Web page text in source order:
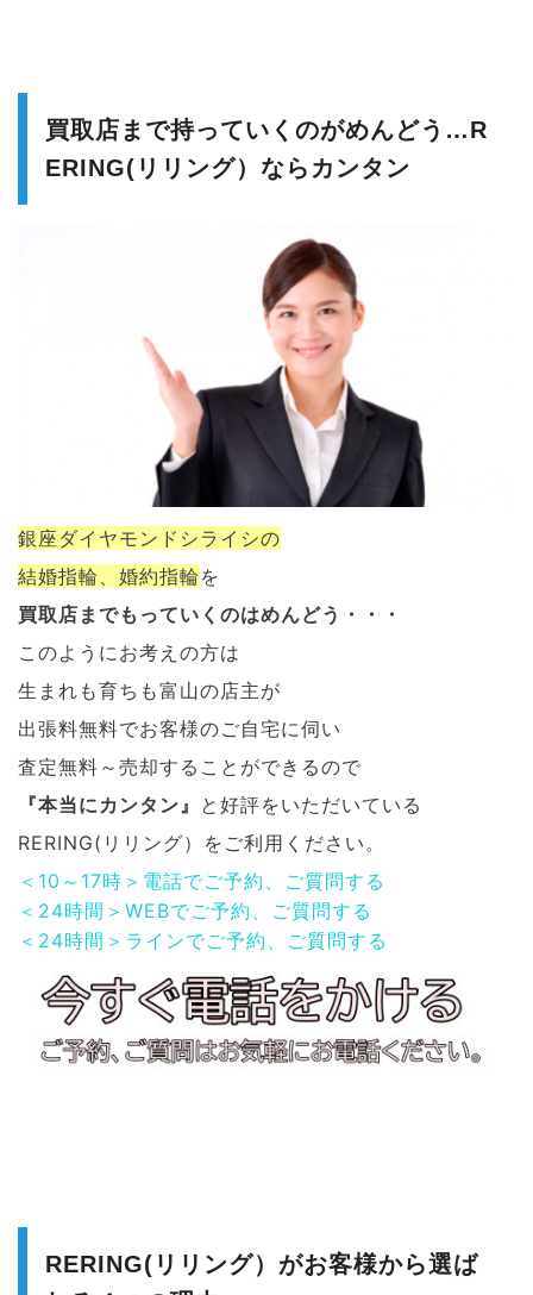
買取店まで持っていくのがめんどう…R
ERING(リリング）ならカンタン
銀座ダイヤモンドシライシの
結婚指輪、婚約指輪 を
買取店までもっていくのはめんどう・・・
このようにお考えの方は
生まれも育ちも富山の店主が
出張料無料でお客様のご自宅に伺い
査定無料～売却することができるので
『本当にカンタン』 と好評をいただいている
RERING(リリング）をご利用ください。
＜10～17時＞電話でご予約、ご質問する
＜24時間＞WEBでご予約、ご質問する
＜24時間＞ラインでご予約、ご質問する
RERING(リリング）がお客様から選ば